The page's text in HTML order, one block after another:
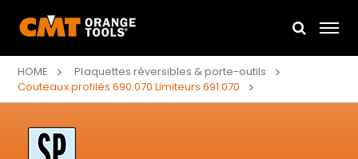
HOME
Plaquettes réversibles & porte-outils
Couteaux profilés 690.070 Limiteurs 691.070